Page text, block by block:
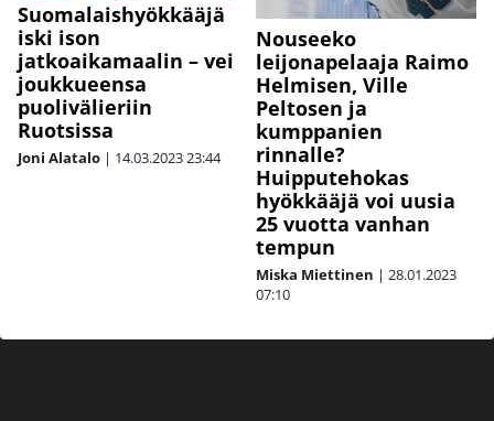
Suomalaishyökkääjä
iski ison
jatkoaikamaalin – vei
joukkueensa
puolivälieriin
Ruotsissa
Joni Alatalo | 14.03.202323:44
Nouseeko
leijonapelaaja Raimo
Helmisen, Ville
Peltosen ja
kumppanien
rinnalle?
Huipputehokas
hyökkääjä voi uusia
25 vuotta vanhan
tempun
Miska Miettinen | 28.01.2023
07:10